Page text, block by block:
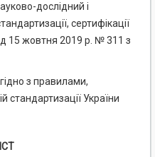
дослідний і
сертифікації
15 жовтня 2019 р. № 311 з
з правилами,
стандартизації України